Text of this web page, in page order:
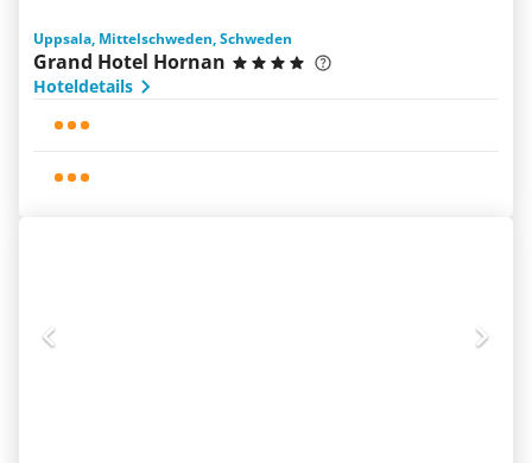
Uppsala, Mittelschweden, Schweden
Grand Hotel Hornan
Hoteldetails